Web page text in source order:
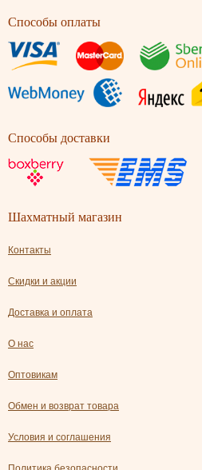
Способы оплаты
Способы доставки
Шахматный магазин
Контакты
Скидки и акции
Доставка и оплата
О нас
Оптовикам
Обмен и возврат товара
Условия и соглашения